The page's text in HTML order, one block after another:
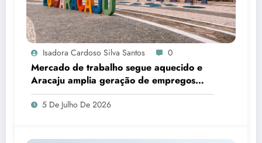
Isadora Cardoso Silva Santos 0
Mercado de trabalho segue aquecido e
Aracaju amplia geração de empregos
formais
5 De Julho De 2026